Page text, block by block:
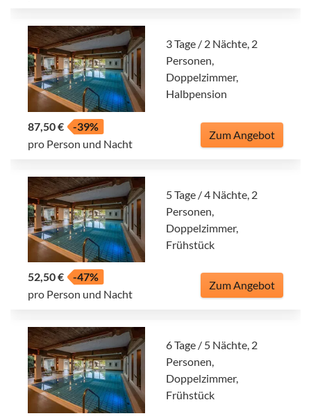
3 Tage / 2 Nächte, 2
Personen,
Doppelzimmer,
Halbpension
87,50 €
-39%
pro Person und Nacht
Zum Angebot
5 Tage / 4 Nächte, 2
Personen,
Doppelzimmer,
Frühstück
52,50 €
-47%
pro Person und Nacht
Zum Angebot
6 Tage / 5 Nächte, 2
Personen,
Doppelzimmer,
Frühstück